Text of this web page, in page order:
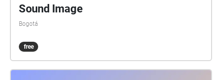
Sound Image
Bogotá
free